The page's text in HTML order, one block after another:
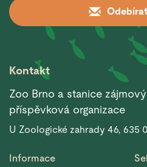
Kontakt
Zoo Brno a stanice
příspěvková organizace
U Zoologické zahrady 46, 635
Informace